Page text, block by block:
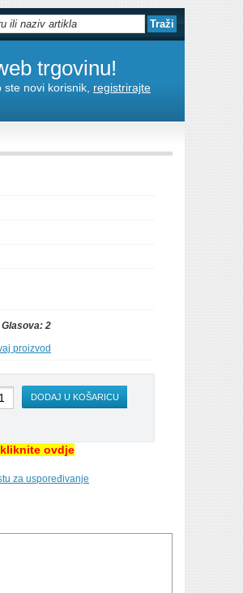
trgovinu!
novi korisnik, registrirajte
| Glasova: 2
proizvod
DODAJ U KOŠARICU
ovdje
za uspoređivanje